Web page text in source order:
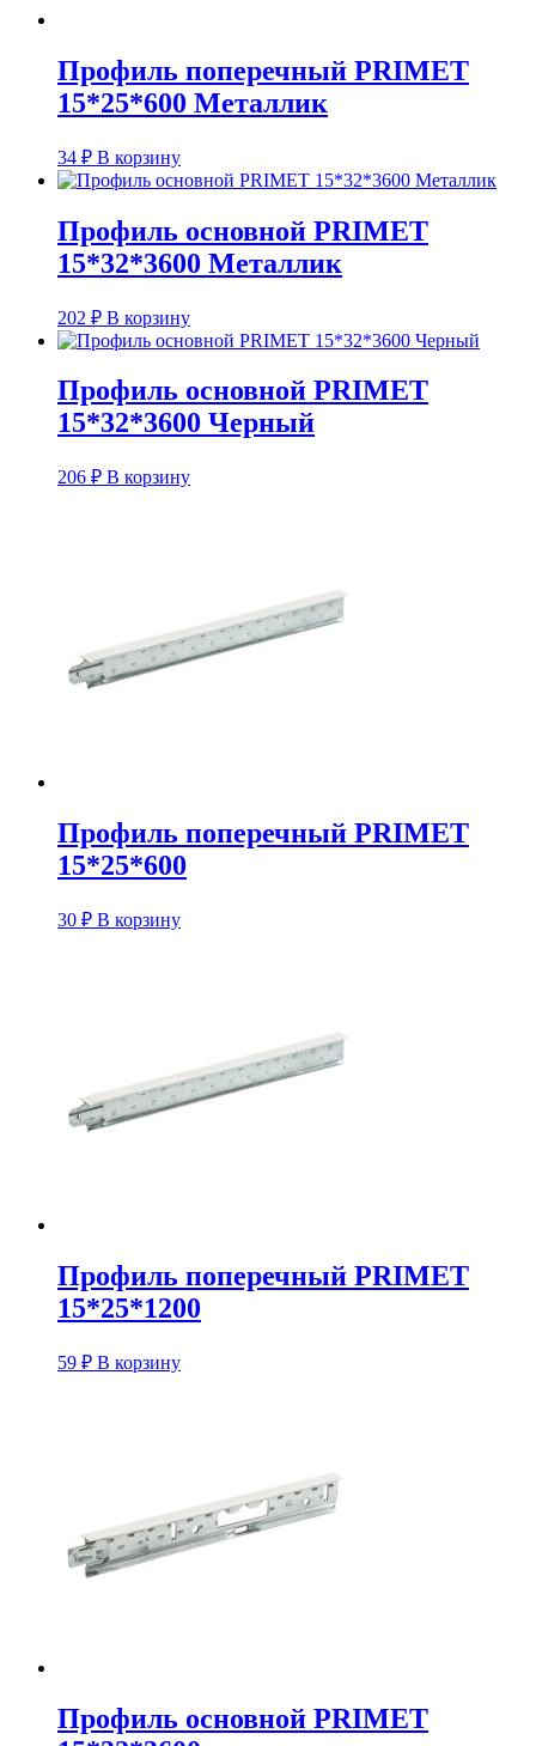
Профиль поперечный PRIMET
15*25*600 Металлик
34 ₽ В корзину
Профиль основной PRIMET
15*32*3600 Металлик
202 ₽ В корзину
Профиль основной PRIMET
15*32*3600 Черный
206 ₽ В корзину
Профиль поперечный PRIMET
15*25*600
30 ₽ В корзину
Профиль поперечный PRIMET
15*25*1200
59 ₽ В корзину
Профиль основной PRIMET